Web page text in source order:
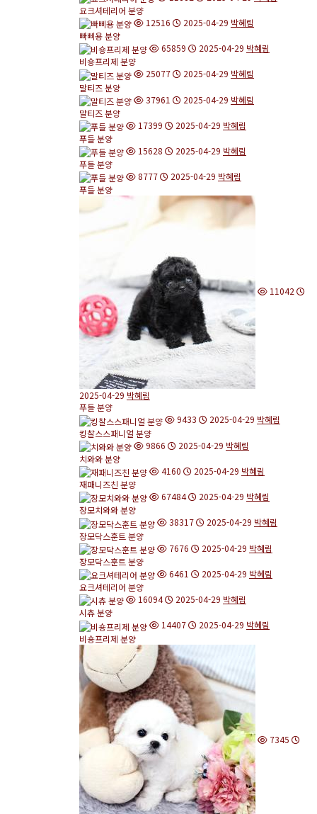
요크셔테리어 분양
12516
2025-04-29 박혜림
빠삐용 분양
65859
2025-04-29 박혜림
비숑프리제 분양
25077
2025-04-29 박혜림
말티즈 분양
37961
2025-04-29 박혜림
말티즈 분양
17399
2025-04-29 박혜림
푸들 분양
15628
2025-04-29 박혜림
푸들 분양
8777
2025-04-29 박혜림
푸들 분양
11042
2025-04-29 박혜림
푸들 분양
9433
2025-04-29 박혜림
킹찰스스패니얼 분양
9866
2025-04-29 박혜림
치와와 분양
4160
2025-04-29 박혜림
재패니즈친 분양
67484
2025-04-29 박혜림
장모치와와 분양
38317
2025-04-29 박혜림
장모닥스훈트 분양
7676
2025-04-29 박혜림
장모닥스훈트 분양
6461
2025-04-29 박혜림
요크셔테리어 분양
16094
2025-04-29 박혜림
시츄 분양
14407
2025-04-29 박혜림
비숑프리제 분양
7345